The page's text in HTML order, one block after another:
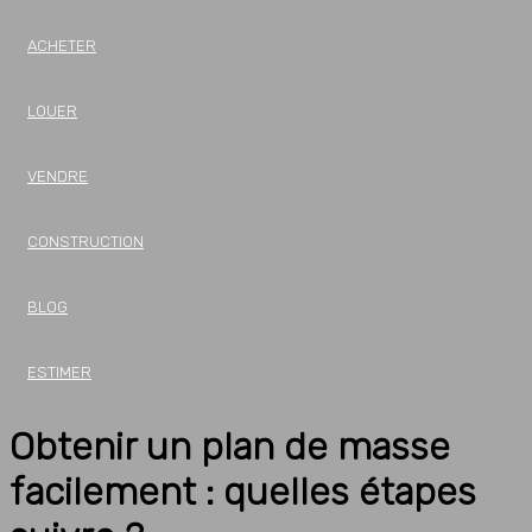
ACHETER
LOUER
VENDRE
CONSTRUCTION
BLOG
ESTIMER
Obtenir un plan de masse
facilement : quelles étapes